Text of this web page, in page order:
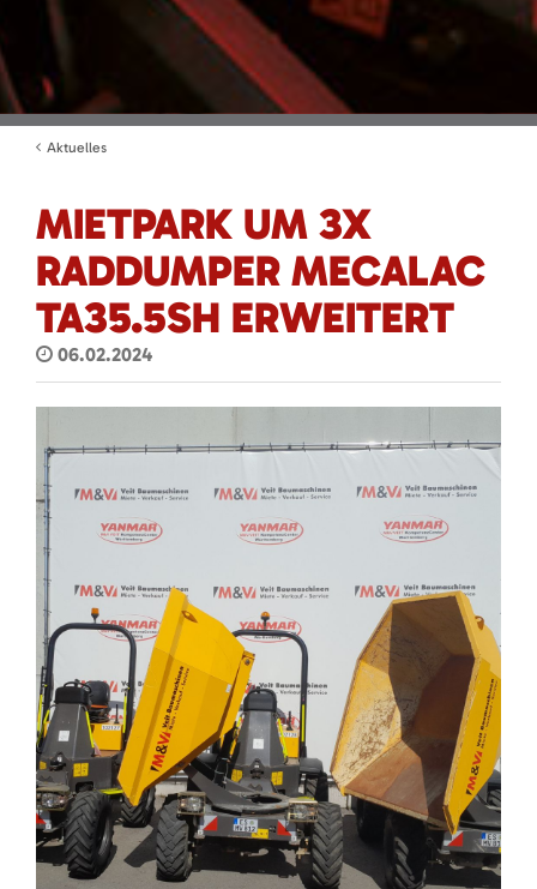
Aktuelles
MIETPARK UM 3X
RADDUMPER MECALAC
TA35.5SH ERWEITERT
06.02.2024